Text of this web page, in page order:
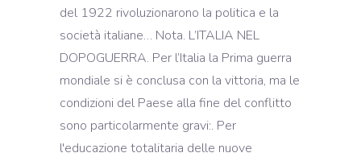
del 1922 rivoluzionarono la politica e la
società italiane… Nota. L’ITALIA NEL
DOPOGUERRA. Per l’Italia la Prima guerra
mondiale si è conclusa con la vittoria, ma le
condizioni del Paese alla fine del conflitto
sono particolarmente gravi:. Per
l'educazione totalitaria delle nuove